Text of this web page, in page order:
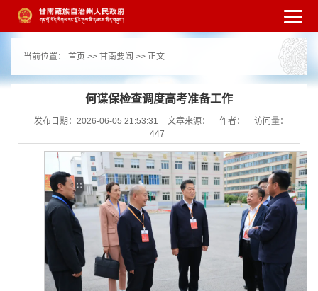
网站无障
碍 打开适老化模式 登录
当前位置： 首页 >> 甘南要闻 >> 正文
何谋保检查调度高考准备工作
发布日期：2026-06-05 21:53:31 文章来源： 作者：
访问量：
447